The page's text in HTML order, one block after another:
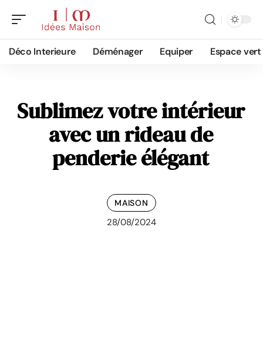
Déco Interieure Déménager Equiper Espace vert
Sublimez votre intérieur
avec un rideau de
penderie élégant
MAISON
28/08/2024